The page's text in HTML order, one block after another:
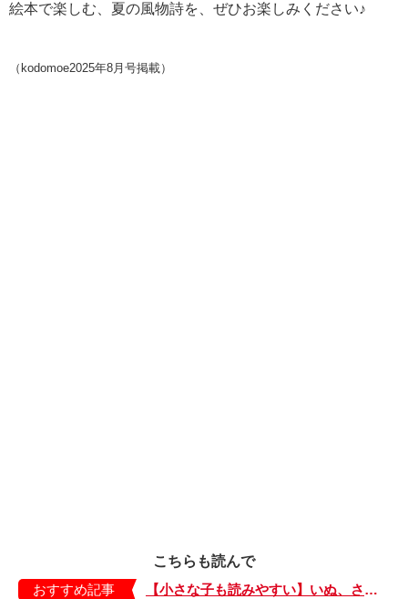
絵本で楽しむ、夏の風物詩を、ぜひお楽しみください♪
（kodomoe2025年8月号掲載）
こちらも読んで
おすすめ記事
【小さな子も読みやすい】いぬ、さる、うさぎ、ゴリラにあひる…動物たちのまねっこできるかな？『まねまねっこ』発売中！